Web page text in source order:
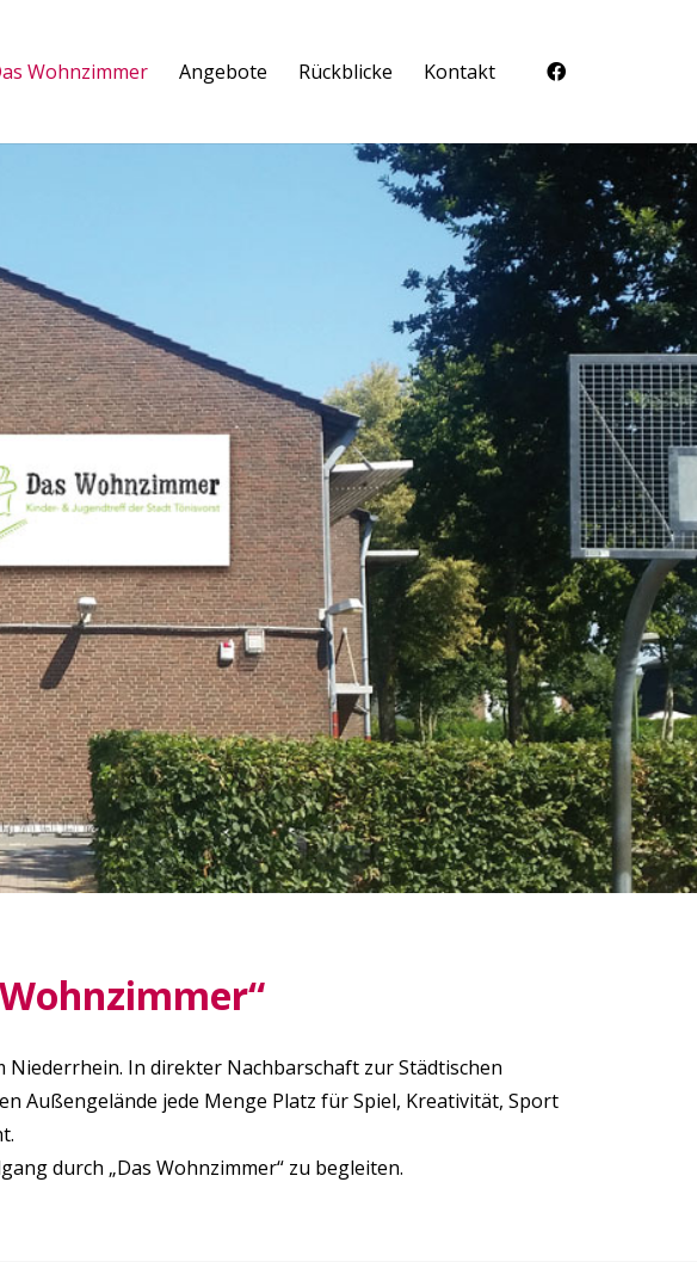
Wohnzimmer Angebote Rückblicke Kontakt
In direkter Nachbarschaft zur Städtischen
Außengelände jede Menge Platz für Spiel, Kreativität, Sport
durch „Das Wohnzimmer“ zu begleiten.